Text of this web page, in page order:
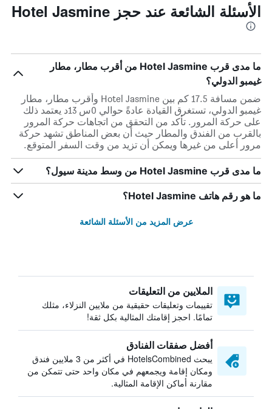
الأسئلة الشائعة عند حجز Hotel Jasmine
ما مدى قرب Hotel Jasmine من أقرب مطار، مطار
غيمبو الدولي؟
ضمن مسافة 17.5 كم بين Hotel Jasmine وأقرب مطار، مطار
غيمبو الدولي، تستغرق القيادة عادةً حوالي 0س 13د يعتمد ذلك
على حركة المرور. تأكد من التحقق من اتجاهات حركة المرور
بالقرب من الفندق والمطار حيث أن بعض المناطق تشهد حركة
مرور أعلى من غيرها ويمكن أن تزيد من وقت السفر المتوقع.
ما مدى قرب Hotel Jasmine من وسط مدينة سيول؟
ما هو رقم هاتف Hotel Jasmine؟
عرض المزيد من الأسئلة الشائعة
الملايين من التعليقات
تقييمات وتعليقات حقيقية من ملايين النزلاء، مثلك
تمامًا. احجز إقامتك المثالية بكل ثقة!
أفضل صفقات الفنادق
يبحث HotelsCombined في أكثر من 3 ملايين فندق
ومكان إقامة ويجمعهم في مكان واحد حتى تتمكن من
مقارنة أماكن الإقامة المثالية.